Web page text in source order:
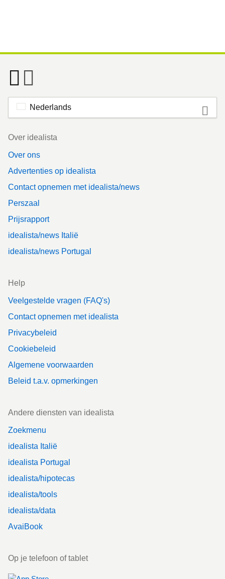
Nederlands
Footer
Over idealista
Over ons
Advertenties op idealista
Contact opnemen met idealista/news
Perszaal
Prijsrapport
idealista/news Italië
idealista/news Portugal
Help
Veelgestelde vragen (FAQ's)
Contact opnemen met idealista
Privacybeleid
Cookiebeleid
Algemene voorwaarden
Beleid t.a.v. opmerkingen
Andere diensten van idealista
Zoekmenu
idealista Italië
idealista Portugal
idealista/hipotecas
idealista/tools
idealista/data
AvaiBook
Op je telefoon of tablet